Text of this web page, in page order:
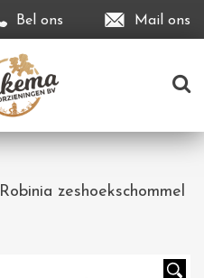
Bel ons Mail ons
Robinia zeshoekschommel